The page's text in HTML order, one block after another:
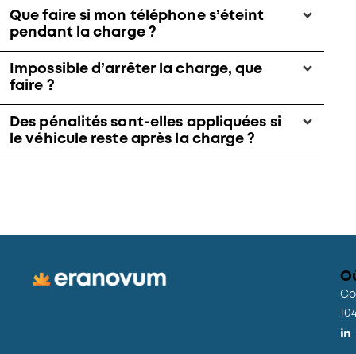
Que faire si mon téléphone s’éteint
pendant la charge ?
Impossible d’arrêter la charge, que
faire ?
Des pénalités sont-elles appliquées si
le véhicule reste après la charge ?